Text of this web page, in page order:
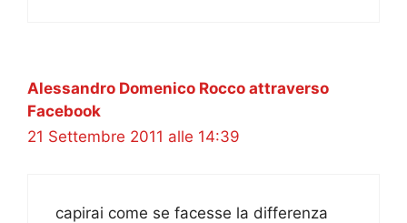
Alessandro Domenico Rocco attraverso
Facebook
21 Settembre 2011 alle 14:39
capirai come se facesse la differenza